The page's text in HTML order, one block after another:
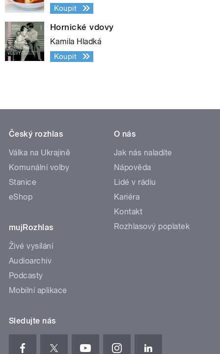
Koupit
Hornické vdovy
Kamila Hladká
Koupit
Český rozhlas
Válka na Ukrajině
Komunální volby
Stanice
eShop
mujRozhlas
Živé vysílání
Audioarchiv
Podcasty
Mobilní aplikace
O nás
Jak nás naladíte
Nápověda
Lidé v rádiu
Kariéra
Kontakt
Rozhlasový poplatek
Sledujte nás